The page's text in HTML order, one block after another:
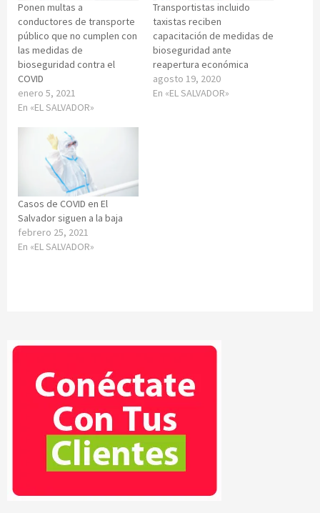
Ponen multas a
conductores de transporte
público que no cumplen con
las medidas de
bioseguridad contra el
COVID
enero 5, 2021
En «EL SALVADOR»
Transportistas incluido
taxistas reciben
capacitación de medidas de
bioseguridad ante
reapertura económica
agosto 19, 2020
En «EL SALVADOR»
Casos de COVID en El
Salvador siguen a la baja
febrero 25, 2021
En «EL SALVADOR»